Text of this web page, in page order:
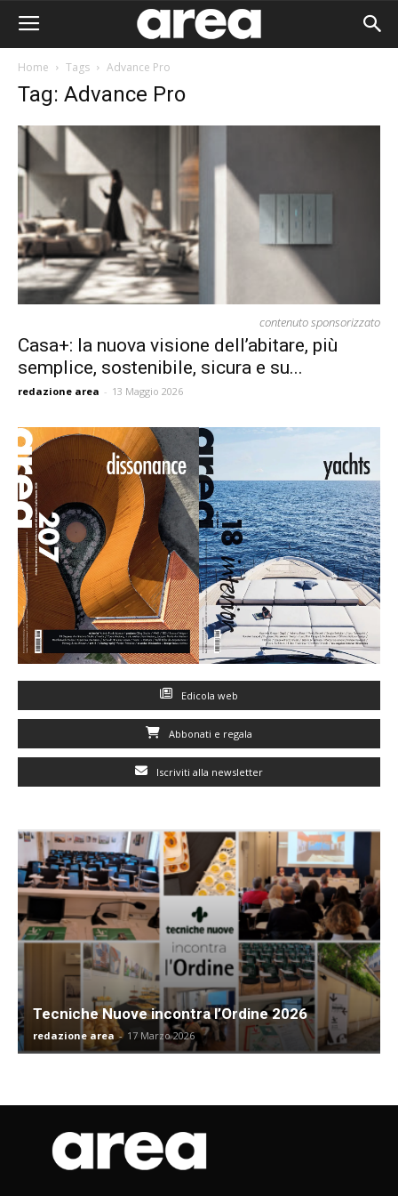
Home Tags Advance Pro
Tag: Advance Pro
contenuto sponsorizzato
Casa+: la nuova visione dell’abitare, più
semplice, sostenibile, sicura e su...
redazione area - 13 Maggio 2026
Edicola web
Abbonati e regala
Iscriviti alla newsletter
Tecniche Nuove incontra l’Ordine 2026
redazione area - 17 Marzo 2026